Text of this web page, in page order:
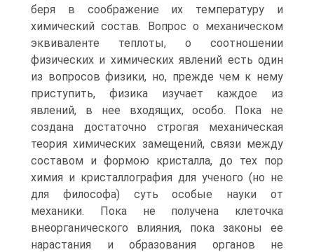
беря в соображение их температуру и
химический состав. Вопрос о механическом
эквиваленте теплоты, о соотношении
физических и химических явлений есть один
из вопросов физики, но, прежде чем к нему
приступить, физика изучает каждое из
явлений, в нее входящих, особо. Пока не
создана достаточно строгая механическая
теория химических замещений, связи между
составом и формою кристалла, до тех пор
химия и кристаллография для ученого (но не
для философа) суть особые науки от
механики. Пока не получена клеточка
внеорганического влияния, пока законы ее
нарастания и образования органов не